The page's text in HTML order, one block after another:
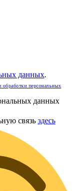
данных.
персональных
данных
связь здесь